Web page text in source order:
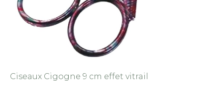
Ciseaux Cigogne 9 cm effet vitrail